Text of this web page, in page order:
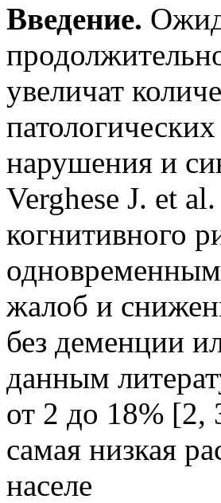
Введение.
увеличат
нарушения и
Verghese J. et
когнитивного
жалоб и
без деменции
данным
от 2 до 18% [2,
самая низкая
населе